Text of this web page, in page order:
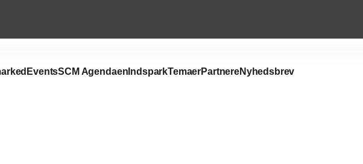
EventsSCM Agendaen IndsparkTemaerPartnereNyhedsbrev